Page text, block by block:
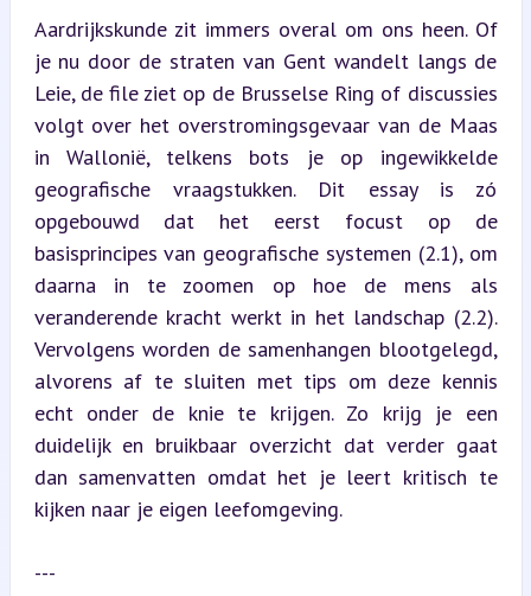
Aardrijkskunde zit immers overal om ons heen. Of
je nu door de straten van Gent wandelt langs de
Leie, de file ziet op de Brusselse Ring of discussies
volgt over het overstromingsgevaar van de Maas
in Wallonië, telkens bots je op ingewikkelde
geografische vraagstukken. Dit essay is zó
opgebouwd dat het eerst focust op de
basisprincipes van geografische systemen (2.1), om
daarna in te zoomen op hoe de mens als
veranderende kracht werkt in het landschap (2.2).
Vervolgens worden de samenhangen blootgelegd,
alvorens af te sluiten met tips om deze kennis
echt onder de knie te krijgen. Zo krijg je een
duidelijk en bruikbaar overzicht dat verder gaat
dan samenvatten omdat het je leert kritisch te
kijken naar je eigen leefomgeving.
---